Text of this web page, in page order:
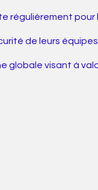
régulièrement
de leurs
globale visant à